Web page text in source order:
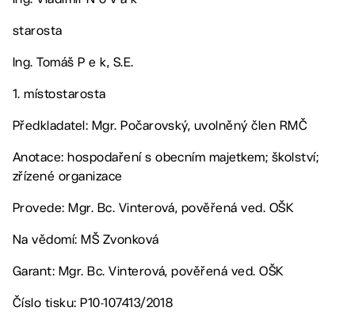
starosta
Ing. Tomáš P e k, S.E.
1. místostarosta
Předkladatel: Mgr. Počarovský, uvolněný člen RMČ
Anotace: hospodaření s obecním majetkem; školství;
zřízené organizace
Provede: Mgr. Bc. Vinterová, pověřená ved. OŠK
Na vědomí: MŠ Zvonková
Garant: Mgr. Bc. Vinterová, pověřená ved. OŠK
Číslo tisku: P10-107413/2018